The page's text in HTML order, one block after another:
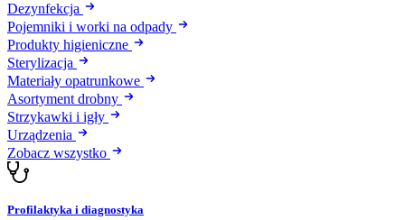
Dezynfekcja
Pojemniki i worki na odpady
Produkty higieniczne
Sterylizacja
Materiały opatrunkowe
Asortyment drobny
Strzykawki i igły
Urządzenia
Zobacz wszystko
Profilaktyka i diagnostyka